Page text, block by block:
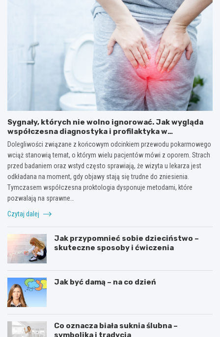
Sygnały, których nie wolno ignorować. Jak wygląda
współczesna diagnostyka i profilaktyka w
proktologii?
Dolegliwości związane z końcowym odcinkiem przewodu pokarmowego
wciąż stanowią temat, o którym wielu pacjentów mówi z oporem. Strach
przed badaniem oraz wstyd często sprawiają, że wizyta u lekarza jest
odkładana na moment, gdy objawy stają się trudne do zniesienia.
Tymczasem współczesna proktologia dysponuje metodami, które
pozwalają na sprawne…
Czytaj dalej
Jak przypomnieć sobie dzieciństwo –
skuteczne sposoby i ćwiczenia
Jak być damą – na co dzień
Co oznacza biała suknia ślubna –
symbolika i tradycja